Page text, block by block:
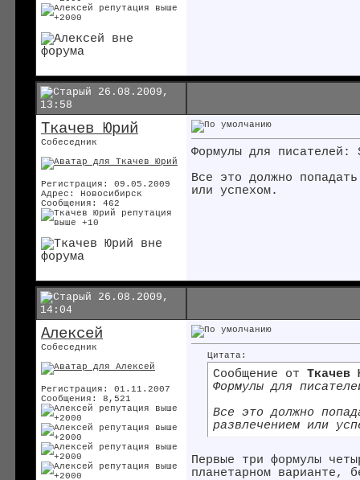
26.08.2009,
13:58
Ткачев Юрий
Собеседник
Регистрация: 09.05.2009
Адрес: Новосибирск
Сообщения: 462
Формулы для писателей:
Все это должно
или успехом.
26.08.2009,
14:04
Алексей
Собеседник
Регистрация: 01.11.2007
Сообщения: 8,521
Цитата:
Сообщение от Ткачев
Формулы для
Все это должно
развлечением или
Первые три формулы
планетарном варианте,